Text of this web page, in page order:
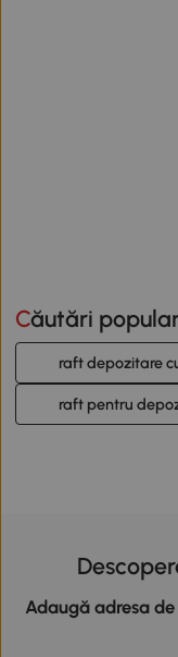
Căutări
raft depozitare
raft pentru
Adaugă adresa